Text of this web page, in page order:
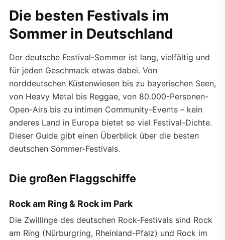
Die besten Festivals im
Sommer in Deutschland
Der deutsche Festival-Sommer ist lang, vielfältig und
für jeden Geschmack etwas dabei. Von
norddeutschen Küstenwiesen bis zu bayerischen Seen,
von Heavy Metal bis Reggae, von 80.000-Personen-
Open-Airs bis zu intimen Community-Events – kein
anderes Land in Europa bietet so viel Festival-Dichte.
Dieser Guide gibt einen Überblick über die besten
deutschen Sommer-Festivals.
Die großen Flaggschiffe
Rock am Ring & Rock im Park
Die Zwillinge des deutschen Rock-Festivals sind Rock
am Ring (Nürburgring, Rheinland-Pfalz) und Rock im